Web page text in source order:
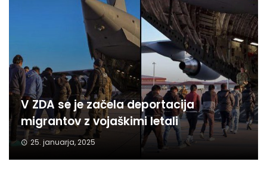
V ZDA se je začela deportacija
migrantov z vojaškimi letali
25. januarja, 2025